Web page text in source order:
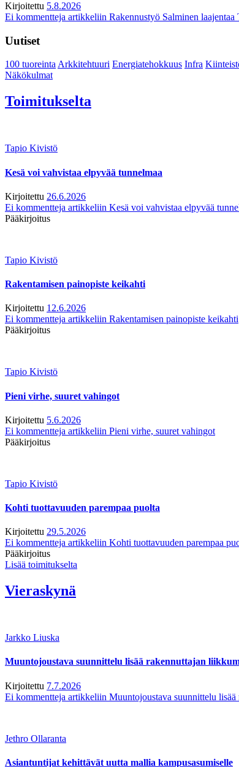
Kirjoitettu 5.8.2026
Ei kommentteja artikkeliin Rakennustyö Salminen
Uutiset
100 tuoreintaArkkitehtuuri Energiatehokkuus Infra
Näkökulmat
Toimitukselta
Tapio Kivistö
Kesä voi vahvistaa elpyvää tunnelmaa
Kirjoitettu 26.6.2026
Ei kommentteja artikkeliin Kesä voi vahvistaa elpyvää
Pääkirjoitus
Tapio Kivistö
Rakentamisen painopiste keikahti
Kirjoitettu 12.6.2026
Ei kommentteja artikkeliin Rakentamisen painopiste keikahti
Pääkirjoitus
Tapio Kivistö
Pieni virhe, suuret vahingot
Kirjoitettu 5.6.2026
Ei kommentteja artikkeliin Pieni virhe, suuret vahingot
Pääkirjoitus
Tapio Kivistö
Kohti tuottavuuden parempaa puolta
Kirjoitettu 29.5.2026
Ei kommentteja artikkeliin Kohti tuottavuuden parempaa
Pääkirjoitus
Lisää toimitukselta
Vieraskynä
Jarkko Liuska
Muuntojoustava suunnittelu lisää rakennuttajan
Kirjoitettu 7.7.2026
Ei kommentteja artikkeliin Muuntojoustava suunnittelu
Jethro Ollaranta
Asiantuntijat kehittävät uutta mallia kampusasumiselle